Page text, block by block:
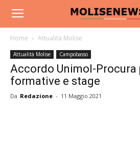
Home Attualità Molise
Attualità Molise Campobasso
Accordo Unimol-
formative e stage
Da Redazione - 11 Maggio 2021